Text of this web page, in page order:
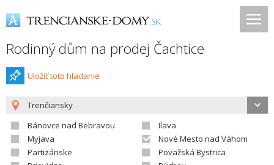
Rodinný dům na prodej Čachtice
Uložiť toto hladanie
Trenčiansky
Bánovce nad Bebravou
Ilava
Myjava
Nové Mesto nad Váhom
Partizánske
Považská Bystrica